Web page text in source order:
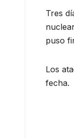
Tres
puso
Los
fecha.